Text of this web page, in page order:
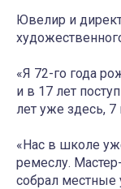
Ювелир и
«Я 72-го года
и в 17 лет
лет уже здесь,
«Нас в школе
ремеслу.
собрал местные